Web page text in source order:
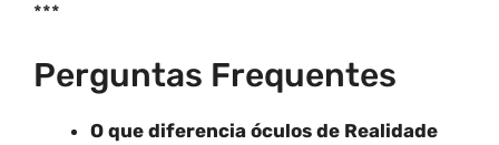
***
Perguntas Frequentes
O que diferencia óculos de Realidade